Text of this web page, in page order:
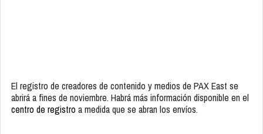
El registro de creadores de contenido y medios de PAX East se
abrirá a fines de noviembre. Habrá más información disponible en el
centro de registro a medida que se abran los envíos.